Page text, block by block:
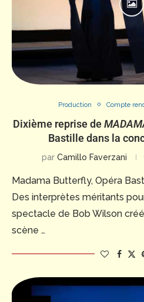
Production Compte
Dixième reprise de
Bastille dans la
par Camillo Faverzani
Madama Butterfly, Opéra
Des interprètes méritants
spectacle de Bob Wilson
scène …